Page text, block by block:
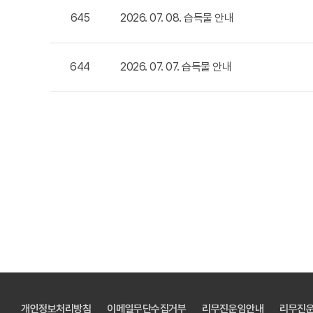
645 2026. 07. 08. 습득물 안내
644 2026. 07. 07. 습득물 안내
개인정보처리방침 이메일무단수집거부 리무진운임안내 리무진